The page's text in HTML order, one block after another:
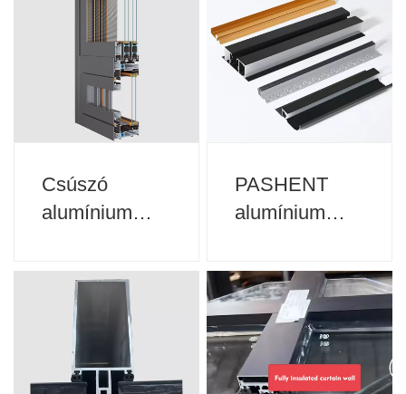
alumínium
profil
Csúszó
alumínium
és
ablakprofilok
PASHENT
alumínium
és
ablakprofilok